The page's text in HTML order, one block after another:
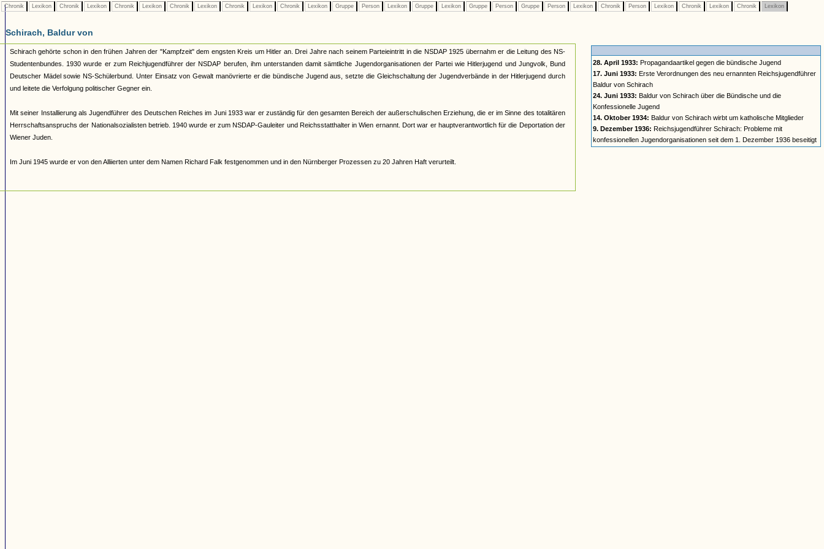
Chronik Lexikon Chronik Lexikon Chronik Lexikon Chronik Lexikon Chronik Lexikon Chronik Lexikon Gruppe Person Lexikon Gruppe Lexikon Gruppe Person Gruppe Person Lexikon Chronik Person Lexikon Chronik Lexikon Chronik Lexikon
Schirach, Baldur von
Schirach gehörte schon in den frühen Jahren der "Kampfzeit" dem engsten Kreis um Hitler an. Drei Jahre nach seinem Parteieintritt in die NSDAP 1925 übernahm er die Leitung des NS-
Studentenbundes. 1930 wurde er zum Reichjugendführer der NSDAP berufen, ihm unterstanden damit sämtliche Jugendorganisationen der Partei wie Hitlerjugend und Jungvolk, Bund
Deutscher Mädel sowie NS-Schülerbund. Unter Einsatz von Gewalt manövrierte er die bündische Jugend aus, setzte die Gleichschaltung der Jugendverbände in der Hitlerjugend durch
und leitete die Verfolgung politischer Gegner ein.
Mit seiner Installierung als Jugendführer des Deutschen Reiches im Juni 1933 war er zuständig für den gesamten Bereich der außerschulischen Erziehung, die er im Sinne des totalitären
Herrschaftsanspruchs der Nationalsozialisten betrieb. 1940 wurde er zum NSDAP-Gauleiter und Reichsstatthalter in Wien ernannt. Dort war er hauptverantwortlich für die Deportation der
Wiener Juden.
Im Juni 1945 wurde er von den Alliierten unter dem Namen Richard Falk festgenommen und in den Nürnberger Prozessen zu 20 Jahren Haft verurteilt.
28. April 1933: Propagandaartikel gegen die bündische Jugend
17. Juni 1933: Erste Verordnungen des neu ernannten Reichsjugendführer
Baldur von Schirach
24. Juni 1933: Baldur von Schirach über die Bündische und die
Konfessionelle Jugend
14. Oktober 1934: Baldur von Schirach wirbt um katholische Mitglieder
9. Dezember 1936: Reichsjugendführer Schirach: Probleme mit
konfessionellen Jugendorganisationen seit dem 1. Dezember 1936 beseitigt